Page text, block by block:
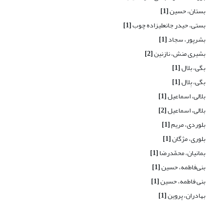
بستان، حسین[1]
بستی، حیدر جانعلیزاده چوب[1]
بشرپور، سجاد[1]
بشیری منش، نازنین[2]
بگی، بلال[1]
بگی، بِلال[1]
بلالی، اسماعیل[1]
بلالی، اسماعیل[2]
بلوردی، مریم[1]
بلوری، مژگان[1]
بمانیان، محمّدرضا[1]
بنی‌فاطمه، حسین[1]
بنی فاطمه، حسین[1]
بهادران، پروین[1]